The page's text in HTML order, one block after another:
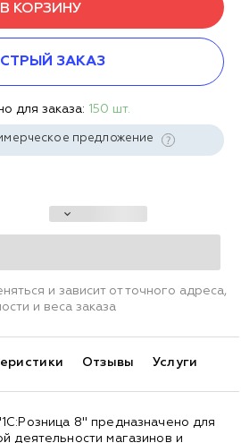
В КОРЗИНУ
ЗАКАЗ
для заказа: 150 шт.
предложение
и зависит от точного адреса,
и веса заказа
Отзывы Услуги
8" предназначено для
деятельности магазинов и